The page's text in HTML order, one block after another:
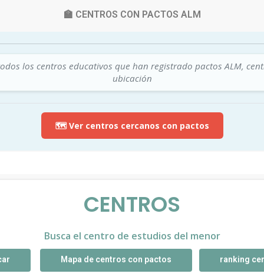
🏫 CENTROS CON PACTOS ALM
los centros educativos que han registrado pactos ALM,
ubicación
🗺️ Ver centros cercanos con pactos
CENTROS
Busca el centro de estudios del menor
Mapa de centros con pactos ranking